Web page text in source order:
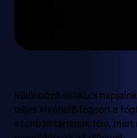
Különböző okokból
teljes kivehető fogsort a
azonban tartanak tőle, mert